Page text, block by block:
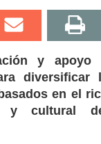
y apoyo
diversificar
en el
y cultural